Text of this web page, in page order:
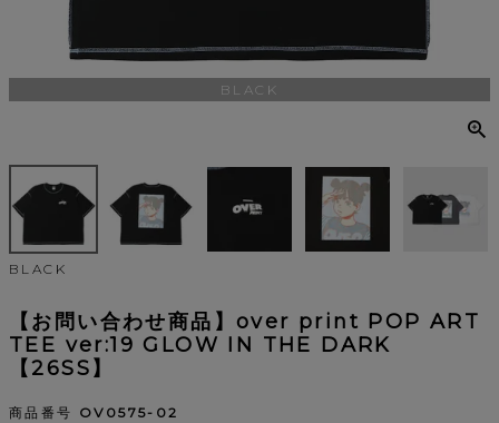
BLACK
BLACK
【お問い合わせ商品】over print POP ART
TEE ver:19 GLOW IN THE DARK
【26SS】
商品番号 OV0575-02